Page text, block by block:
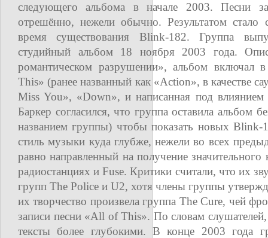
следующего альбома в начале 2003. Песни
отрешённо, нежели обычно. Результатом стало
время существования Blink-182. Группа
студийный альбом 18 ноября 2003 года.
романтическом разрушении», альбом включал
This» (ранее названный как «Action», в качестве
Miss You», «Down», и написанная под
Баркер согласился, что группа оставила
названием группы) чтобы показать новых Blink-
стиль музыки куда глубже, нежели во всех
равно направленный на получение
радиостанциях и Fuse. Критики считали, что их
групп The Police и U2, хотя члены группы
их творчество произвела группа The Cure, чей
записи песни «All of This». По словам
тексты более глубокими. В конце 2003 года